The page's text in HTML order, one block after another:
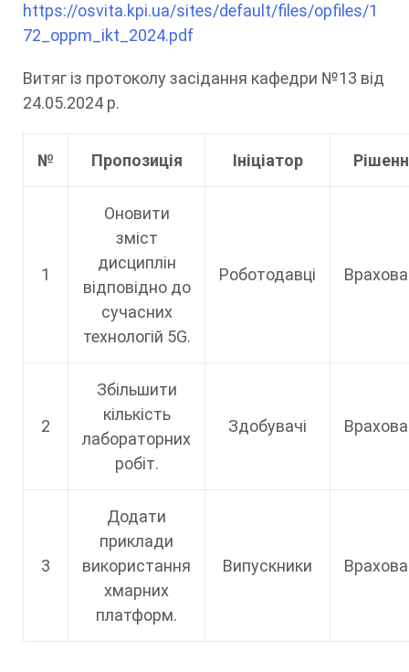
https://osvita.kpi.ua/sites/default/files/opfiles/1
72_oppm_ikt_2024.pdf
Витяг із протоколу засідання кафедри №13 від
24.05.2024 р.
№ Пропозиція Ініціатор
1
Оновити
зміст
дисциплін
відповідно до
сучасних
технологій 5G.
Роботодавці
2
Збільшити
кількість
лабораторних
робіт.
Здобувачі
3
Додати
приклади
використання
хмарних
платформ.
Випускники